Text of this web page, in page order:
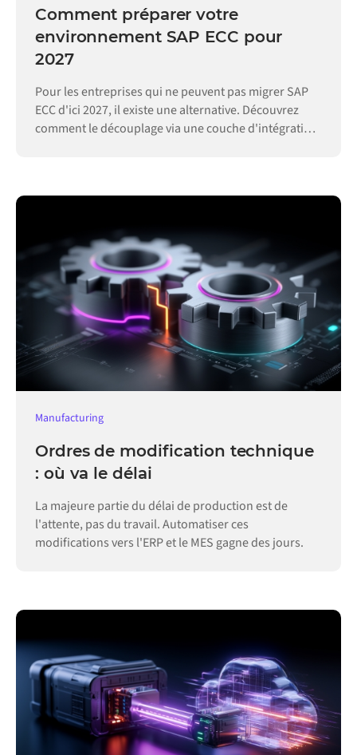
Comment préparer votre
environnement SAP ECC pour
2027
Pour les entreprises qui ne peuvent pas migrer SAP
ECC d'ici 2027, il existe une alternative. Découvrez
comment le découplage via une couche d'intégration
Manufacturing
Ordres de modification technique
: où va le délai
La majeure partie du délai de production est de
l'attente, pas du travail. Automatiser ces
modifications vers l'ERP et le MES gagne des jours.